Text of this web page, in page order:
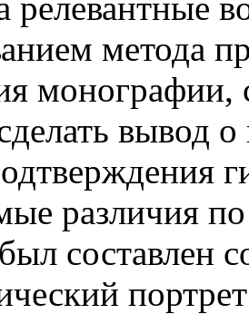
метода
монографии,
вывод
различия
составлен